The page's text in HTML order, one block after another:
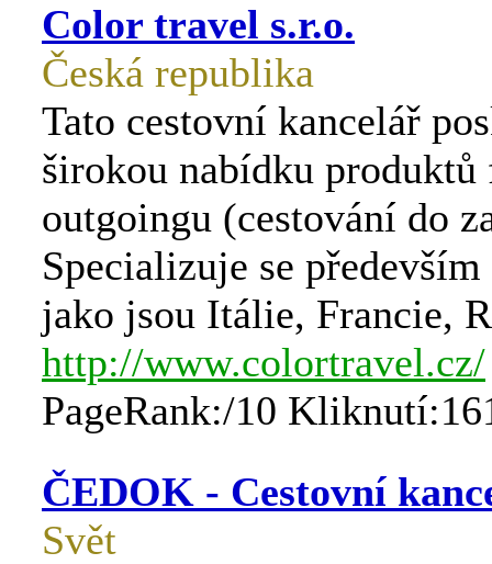
Color travel s.r.o.
Česká republika
Tato cestovní kancelář
širokou nabídku produktů
outgoingu (cestování do
Specializuje se především
jako jsou Itálie, Francie,
http://www.colortravel.cz/
PageRank:/10
ČEDOK - Cestovní
Svět